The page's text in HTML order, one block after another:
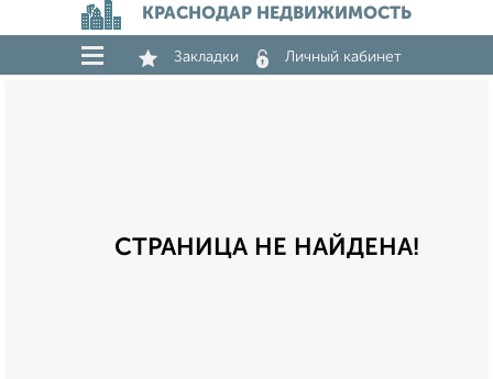
КРАСНОДАР НЕДВИЖИМОСТЬ
Закладки Личный кабинет
СТРАНИЦА НЕ НАЙДЕНА!